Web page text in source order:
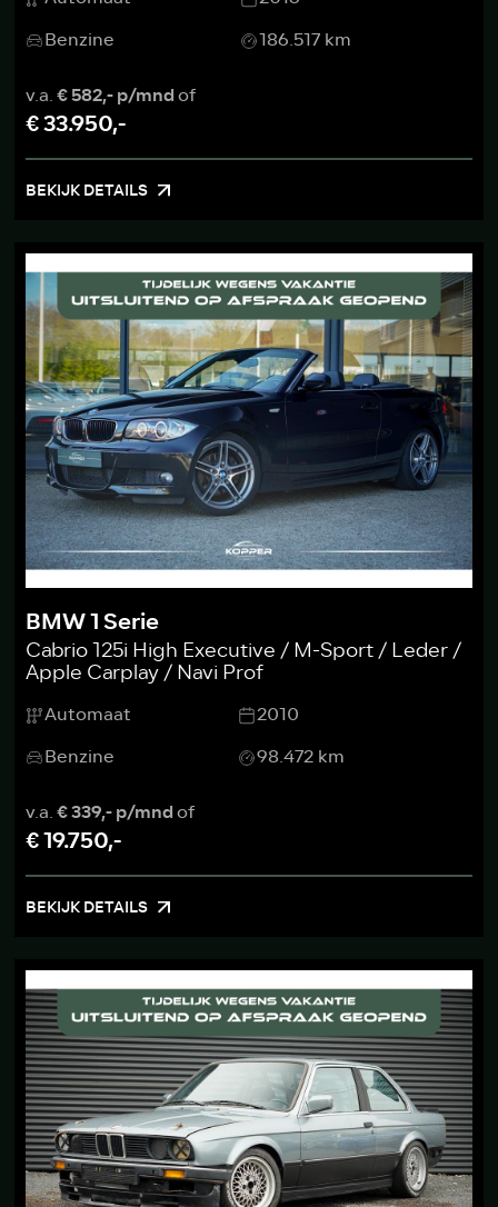
Benzine
186.517 km
v.a.€ 582,- p/mndof
€ 33.950,-
BEKIJK DETAILS
BMW 1 Serie
Cabrio 125i High Executive / M-Sport / Leder /
Apple Carplay / Navi Prof
Automaat
2010
Benzine
98.472 km
v.a.€ 339,- p/mndof
€ 19.750,-
BEKIJK DETAILS